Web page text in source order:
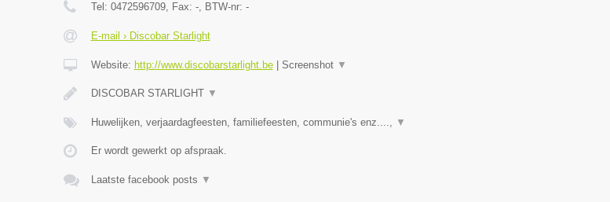
Tel: 0472596709, Fax: -, BTW-nr: -
E-mail › Discobar Starlight
Website: http://www.discobarstarlight.be| Screenshot ▼
DISCOBAR STARLIGHT ▼
Huwelijken, verjaardagfeesten, familiefeesten, communie's enz...., ▼
Er wordt gewerkt op afspraak.
Laatste facebook posts ▼